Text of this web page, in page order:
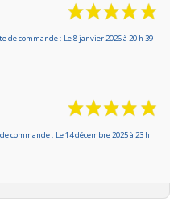
de commande : Le 8 janvier 2026 à 20 h 39
commande : Le 14 décembre 2025 à 23 h